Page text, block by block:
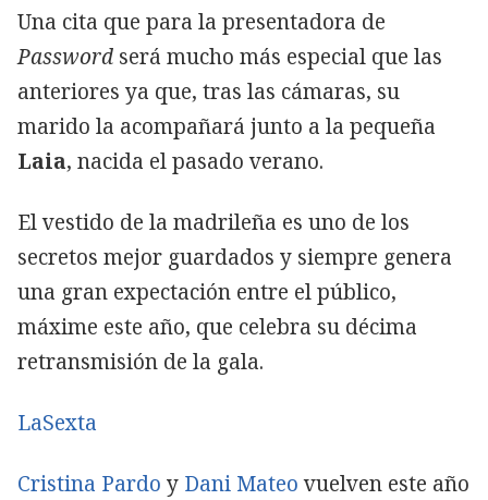
Una cita que para la presentadora de
Password será mucho más especial que las
anteriores ya que, tras las cámaras, su
marido la acompañará junto a la pequeña
Laia, nacida el pasado verano.
El vestido de la madrileña es uno de los
secretos mejor guardados y siempre genera
una gran expectación entre el público,
máxime este año, que celebra su décima
retransmisión de la gala.
LaSexta
Cristina Pardo y Dani Mateovuelven este año